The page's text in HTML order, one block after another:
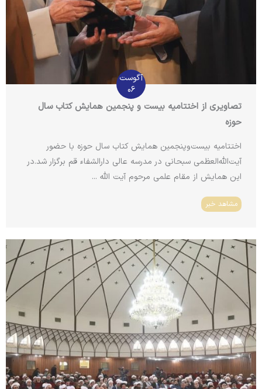
آگوست
06
تصاویری از اختتامیه بیست و پنجمین همایش کتاب سال
حوزه
اختتامیه بیست‌وپنجمین همایش کتاب سال حوزه با حضور
آیت‌الله‌العظمی سبحانی در مدرسه عالی دارالشفاء قم برگزار شد.در
این همایش از مقام علمی مرحوم آیت الله ...
مشاهد خبر